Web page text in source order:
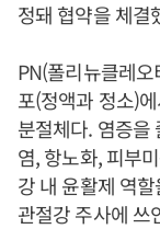
정돼 협약을 체결
PN(폴리뉴클레
포(정액과 정소)
분절체다. 염증을
염, 항노화, 피부
강 내 윤활제 역
관절강 주사에 쓰